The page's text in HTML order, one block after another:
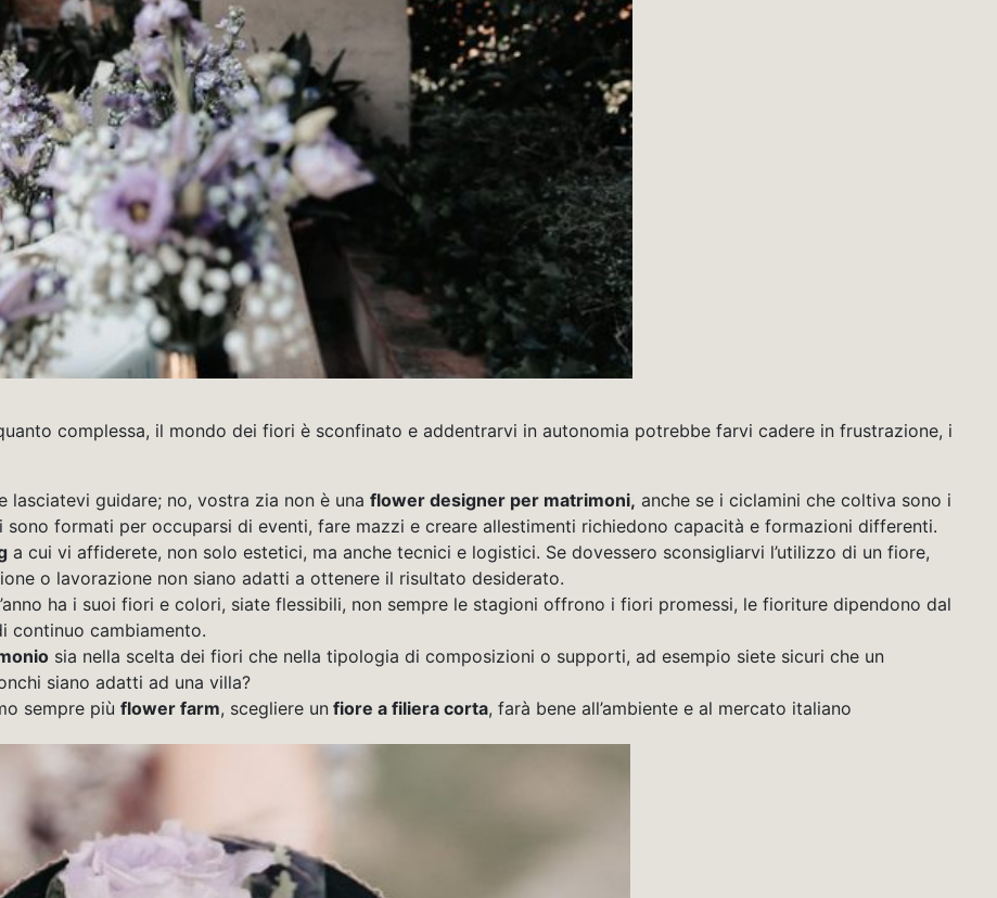
complessa, il mondo dei fiori è sconfinato e addentrarvi in autonomia potrebbe farvi cadere in frustrazione, i
lasciatevi guidare; no, vostra zia non è una flower designer per matrimoni, anche se i ciclamini che coltiva sono i
formati per occuparsi di eventi, fare mazzi e creare allestimenti richiedono capacità e formazioni differenti.
a cui vi affiderete, non solo estetici, ma anche tecnici e logistici. Se dovessero sconsigliarvi l’utilizzo di un fiore,
o lavorazione non siano adatti a ottenere il risultato desiderato.
ha i suoi fiori e colori, siate flessibili, non sempre le stagioni offrono i fiori promessi, le fioriture dipendono dal
continuo cambiamento.
sia nella scelta dei fiori che nella tipologia di composizioni o supporti, ad esempio siete sicuri che un
siano adatti ad una villa?
sempre più flower farm, scegliere un fiore a filiera corta, farà bene all’ambiente e al mercato italiano